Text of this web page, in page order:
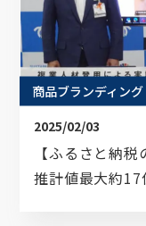
商品ブランディング
2025/02/03
【ふるさと納
推計値最大約